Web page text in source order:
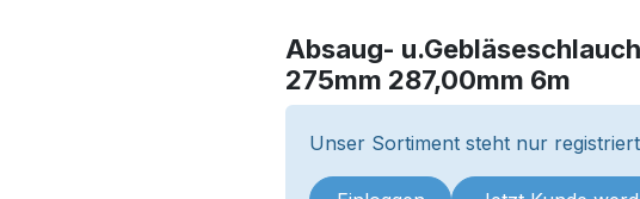
Absaug-
275mm 287,00mm 6m
Unser Sortiment steht nur